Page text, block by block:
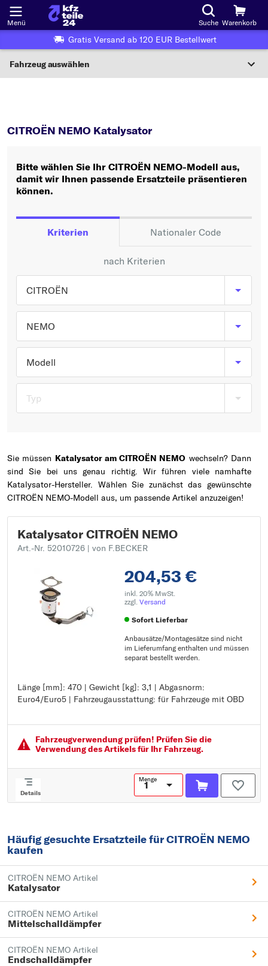
Menü Suche Warenkorb
Gratis Versand ab 120 EUR Bestellwert
Fahrzeug auswählen
Wo finde ich die?
Oder
Oder Fahrzeugauswahl nach Kriterien:
Hersteller wählen
Typ wählen
CITROËN NEMO Katalysator
Bitte wählen Sie Ihr CITROËN NEMO-Modell aus,
damit wir Ihnen passende Ersatzteile präsentieren
können.
Kriterien Nationaler Code
nach Kriterien
CITROËN
NEMO
Modell
Typ
Sie müssen Katalysator am CITROËN NEMO wechseln? Dann
sind Sie bei uns genau richtig. Wir führen viele namhafte
Katalysator-Hersteller. Wählen Sie zunächst das gewünschte
CITROËN NEMO-Modell aus, um passende Artikel anzuzeigen!
Katalysator CITROËN NEMO
Art.-Nr. 52010726 | von F.BECKER
204,53 €
inkl. 20% MwSt.
zzgl. Versand
Sofort Lieferbar
Anbausätze/Montagesätze sind nicht
im Lieferumfang enthalten und müssen
separat bestellt werden.
Länge [mm]: 470 | Gewicht [kg]: 3,1 | Abgasnorm:
Euro4/Euro5 | Fahrzeugausstattung: für Fahrzeuge mit OBD
Länge [mm]: 470
Gewicht [kg]: 3,1
Fahrzeugausstattung: für Fahrzeuge mit OBD
Fahrzeugver­wendung prüfen! Prüfen Sie die
Verwendung des Artikels für Ihr Fahrzeug.
Details
Menge
Häufig gesuchte Ersatzteile für CITROËN NEMO
kaufen
CITROËN NEMO Artikel
Katalysator
CITROËN NEMO Artikel
Mittelschalldämpfer
CITROËN NEMO Artikel
Endschalldämpfer